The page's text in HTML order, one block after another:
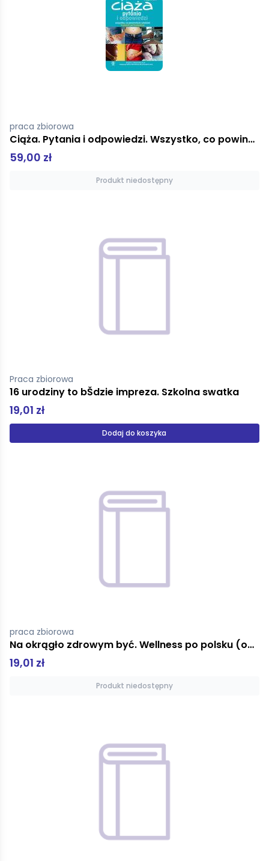
praca zbiorowa
Ciąża. Pytania i odpowiedzi. Wszystko, co powinniście wiedzieć trymestr po trymestrze
59,00 zł
Produkt niedostępny
Praca zbiorowa
16 urodziny to bŠdzie impreza. Szkolna swatka
19,01 zł
Dodaj do koszyka
praca zbiorowa
Na okrągło zdrowym być. Wellness po polsku (oprawa miękka)
19,01 zł
Produkt niedostępny